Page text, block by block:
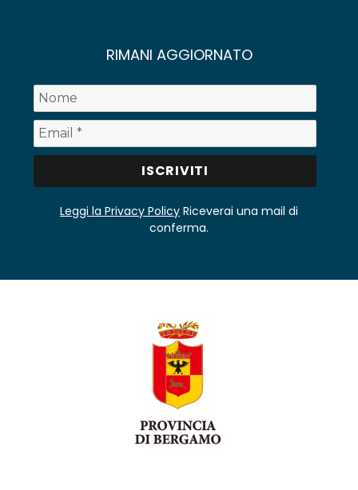
RIMANI AGGIORNATO
Leggi la Privacy Policy Riceverai una mail di
conferma.